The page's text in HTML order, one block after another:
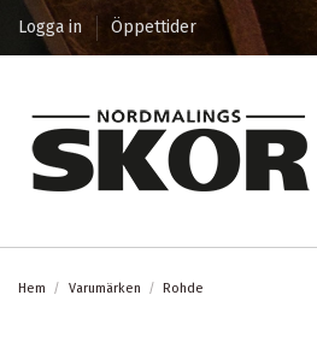
Logga in Öppettider
Hem Varumärken Rohde